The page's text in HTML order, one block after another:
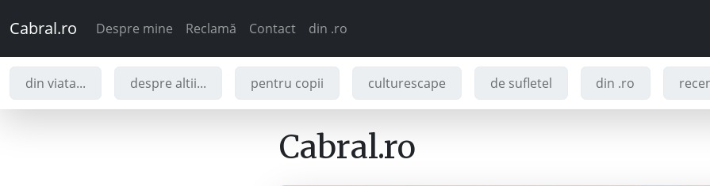
Cabral.ro Despre mine Reclamă Contact din .ro
din viata... despre altii... pentru copii culturescape de sufletel din .ro
Cabral.ro